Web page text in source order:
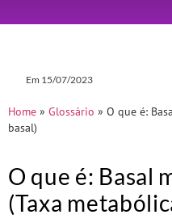
Em 15/07/2023
Home » Glossário » O que é:
basal)
O que é: Basal
(Taxa